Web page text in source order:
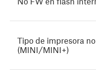
Tipo de impresora
(MINI/MINI+)